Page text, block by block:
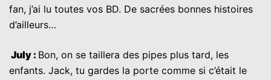
fan, j’ai lu toutes vos BD. De sacrées bonnes histoires
d’ailleurs…
July : Bon, on se taillera des pipes plus tard, les
enfants. Jack, tu gardes la porte comme si c’était le